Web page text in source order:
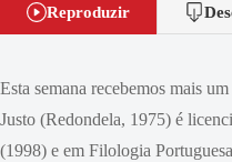
Reproduzir
Esta semana recebemos mais
Justo (Redondela, 1975) é
(1998) e em Filologia